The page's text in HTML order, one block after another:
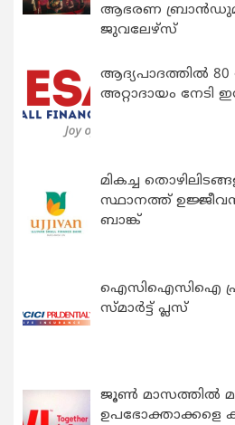
ആഭരണ
ജുവലേഴ്‌സ്
ആദ്യപാദത്തിൽ
അറ്റാദായം നേടി
മികച്ച
സ്ഥാനത്ത്
ബാങ്ക്
ഐസിഐസിഐ പ്രു
സ്മാർട്ട് പ്ലസ്
ജൂൺ മാസത്തിൽ
ഉപഭോക്താക്കളെ